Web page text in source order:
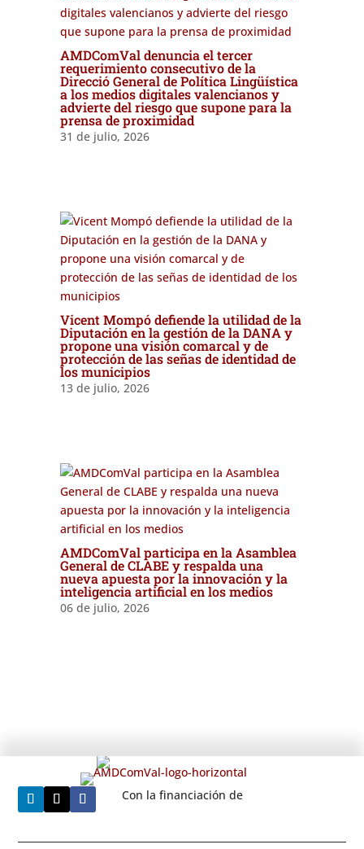
AMDComVal denuncia el tercer
requerimiento consecutivo de la
Direcció General de Política Lingüística
a los medios digitales valencianos y
advierte del riesgo que supone para la
prensa de proximidad
31 de julio, 2026
Vicent Mompó defiende la utilidad de la
Diputación en la gestión de la DANA y
propone una visión comarcal y de
protección de las señas de identidad de
los municipios
13 de julio, 2026
AMDComVal participa en la Asamblea
General de CLABE y respalda una
nueva apuesta por la innovación y la
inteligencia artificial en los medios
06 de julio, 2026
Con la financiación de